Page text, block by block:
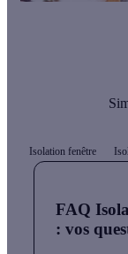
Isolation fenêtre
FAQ
: vos